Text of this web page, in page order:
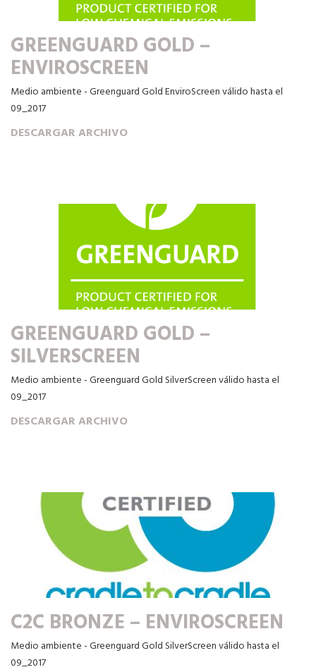
GREENGUARD GOLD –
ENVIROSCREEN
Medio ambiente - Greenguard Gold EnviroScreen válido hasta el
09_2017
DESCARGAR ARCHIVO
GREENGUARD GOLD –
SILVERSCREEN
Medio ambiente - Greenguard Gold SilverScreen válido hasta el
09_2017
DESCARGAR ARCHIVO
C2C BRONZE – ENVIROSCREEN
Medio ambiente - Greenguard Gold SilverScreen válido hasta el
09_2017